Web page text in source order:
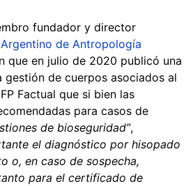
fundador y director
de Antropología
que en julio de 2020 publicó una
gestión de cuerpos asociados al
Factual que si bien las
para casos de
de bioseguridad”,
el diagnóstico por hisopado
o, en caso de sospecha,
para el certificado de